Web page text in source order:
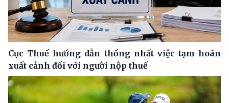
Cục Thuế hướng dẫn thống nhất việc tạm hoãn
xuất cảnh đối với người nộp thuế